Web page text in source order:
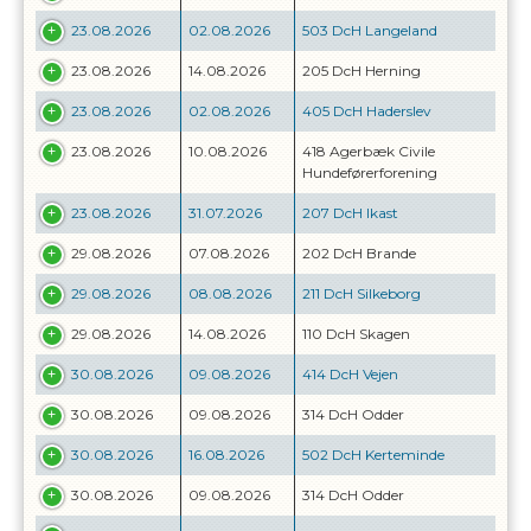
23.08.2026 02.08.2026 503 DcH Langeland
23.08.2026 14.08.2026 205 DcH Herning
23.08.2026 02.08.2026 405 DcH Haderslev
23.08.2026 10.08.2026
418 Agerbæk Civile
Hundeførerforening
23.08.2026 31.07.2026 207 DcH Ikast
29.08.2026 07.08.2026 202 DcH Brande
29.08.2026 08.08.2026 211 DcH Silkeborg
29.08.2026 14.08.2026 110 DcH Skagen
30.08.2026 09.08.2026 414 DcH Vejen
30.08.2026 09.08.2026 314 DcH Odder
30.08.2026 16.08.2026 502 DcH Kerteminde
30.08.2026 09.08.2026 314 DcH Odder